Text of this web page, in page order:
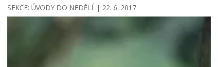
SEKCE: ÚVODY DO NEDĚLÍ | 22. 6. 2017